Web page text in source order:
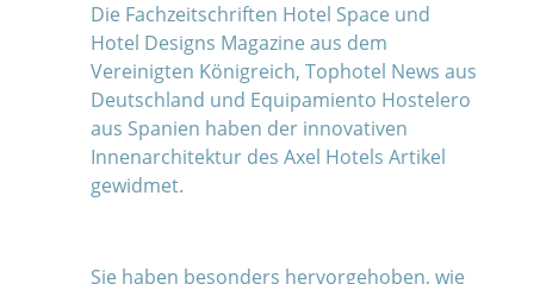
Die Fachzeitschriften Hotel Space und
Hotel Designs Magazine aus dem
Vereinigten Königreich, Tophotel News aus
Deutschland und Equipamiento Hostelero
aus Spanien haben der innovativen
Innenarchitektur des Axel Hotels Artikel
gewidmet.
Sie haben besonders hervorgehoben, wie